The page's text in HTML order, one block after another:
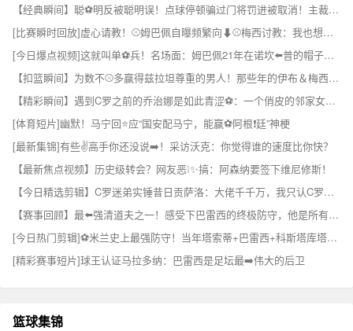
【经典瞬间】聪⚽明反被聪明误！点球停顿骗过门将罚进被取消！主裁掏黄牌伺候！
[比赛瞬时回放]虚心请教！⚾姆巴佩自曝频繁向⬇⚾️梅西讨教：我也想赢得一切
[今日爆点视频]这就叫单⚽兵！名场面：姆巴佩21年在诺坎⬅️普的帽子戏法！
【扣篮瞬间】为数不⚾多赢得兹拉坦尊重的男人！那些年的伊布＆梅西~✌️
【精彩瞬间】遇到C罗之前的乔治娜是如此青涩⚽：一个俏皮的邻家女孩~
[体育短片]幽默！马宁回⭐应“国安配马宁，能赢⚽阿根❗廷”神梗
[最新集锦]有些✌️高手你还没说➡️！采访沃克：你觉得谁的速度比你快？
【最新焦点视频】历史级转会？网友恶❕✨搞：阿森纳要签下维尼修斯！
【今日精选剪辑】C罗迷弟实锤昔日贡萨洛：大佬千千万，我只认C罗⚽这⬆️一个
【赛事回顾】最⬅️强清道夫之一！感受下巴雷西的终极防守，他是所有前锋➡️的噩梦
[今日热门剪辑]⚽米兰史上最强防守！当年塔索蒂+巴雷西+科斯塔库塔+马尔⚽蒂尼
[精彩赛事短片]球王认证马拉多纳：巴雷西是足坛最➡️伟大的后卫
篮球集锦